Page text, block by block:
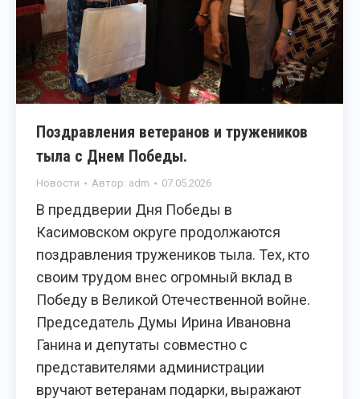
Поздравления ветеранов и тружеников
тыла с Днем Победы.
Новости Автор: adm 07.05.2026
В преддверии Дня Победы в
Касимовском округе продолжаются
поздравления тружеников тыла. Тех, кто
своим трудом внес огромный вклад в
Победу в Великой Отечественной войне.
Председатель Думы Ирина Ивановна
Ганина и депутаты совместно с
представителями администрации
вручают ветеранам подарки, выражают